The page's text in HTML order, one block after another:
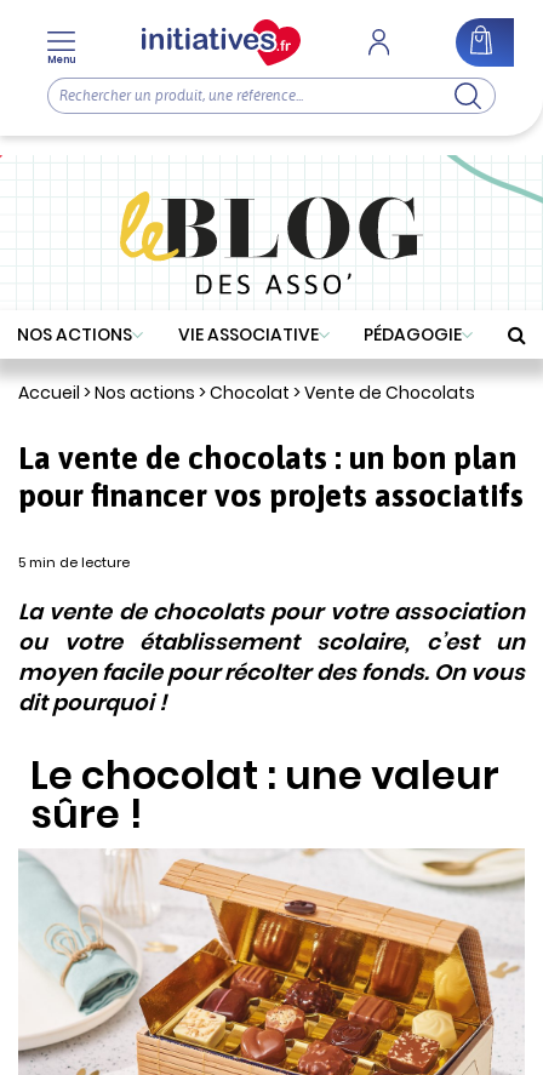
NOS ACTIONS VIE ASSOCIATIVE PÉDAGOGIE
Accueil >Nos actions >Chocolat >Vente de Chocolats
La vente de chocolats : un bon plan
pour financer vos projets associatifs
5 min de lecture
La vente de chocolats pour votre association
ou votre établissement scolaire, c’est un
moyen facile pour récolter des fonds. On vous
dit pourquoi !
Le chocolat : une valeur
sûre !
Menu